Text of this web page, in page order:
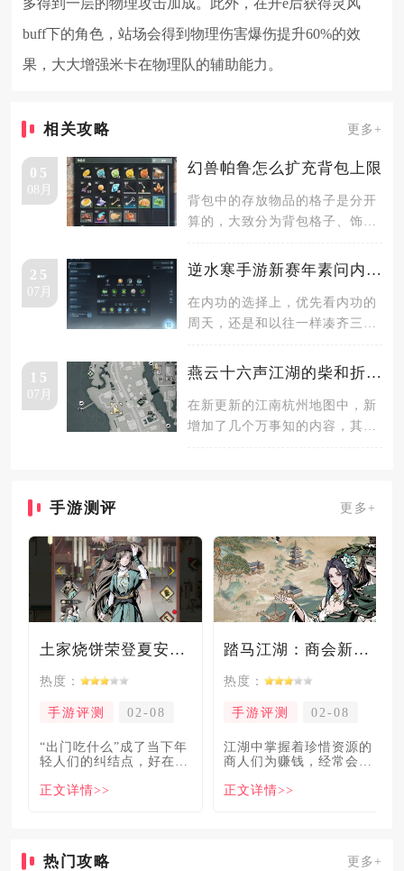
多得到一层的物理攻击加成。此外，在开e后获得灵风
buff下的角色，站场会得到物理伤害爆伤提升60%的效
果，大大增强米卡在物理队的辅助能力。
相关攻略 更多+
05
08月
幻兽帕鲁怎么扩充背包上限
背包中的存放物品的格子是分开
算的，大致分为背包格子、饰品
的扩充
25
07月
逆水寒手游新赛年素问内功带什么
在内功的选择上，优先看内功的
周天，还是和以往一样凑齐三水
出的，
15
07月
燕云十六声江湖的柴和折桂寄思怎么做
在新更新的江南杭州地图中，新
增加了几个万事知的内容，其中
手游测评 更多+
土家烧饼荣登夏安必吃榜？烧饼西施摇身成流量网红！
热度：
手游评测 02-08
“出门吃什么”成了当下年
轻人们的纠结点，好在美
解
正文详情>>
踏马江湖：商会新玩法坑惨奸商，拼多多砍一砍洗脑夏安！
热度：
手游评测 02-08
​江湖中掌握着珍惜资源的
商人们为赚钱，经常会让
倍，
正文详情>>
热门攻略 更多+